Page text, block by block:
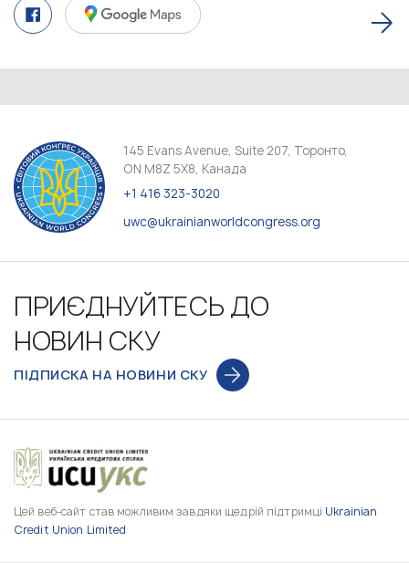
145 Evans Avenue, Suite 207, Торонто,
ON M8Z 5X8, Канада
+1 416 323-3020
uwc@ukrainianworldcongress.org
ПРИЄДНУЙТЕСЬ ДО
НОВИН СКУ
ПІДПИСКА НА НОВИНИ СКУ
Цей веб-сайт став можливим завдяки щедрій підтримці Ukrainian
Credit Union Limited